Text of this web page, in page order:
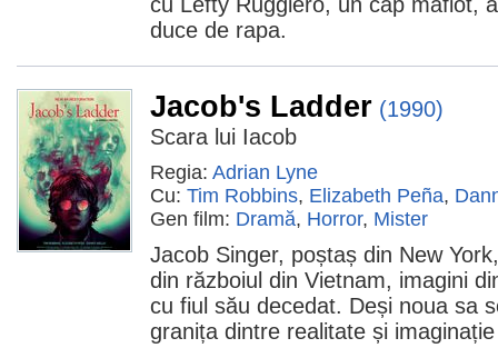
duce de rapa.
Jacob's Ladder (1990)
Scara lui Iacob
Regia: Adrian Lyne
Cu: Tim Robbins, Elizabeth Peña,
Gen film: Dramă, Horror, Mister
Jacob Singer, poștaș din New
din războiul din Vietnam, imagini
cu fiul său decedat. Deși noua sa
granița dintre realitate și